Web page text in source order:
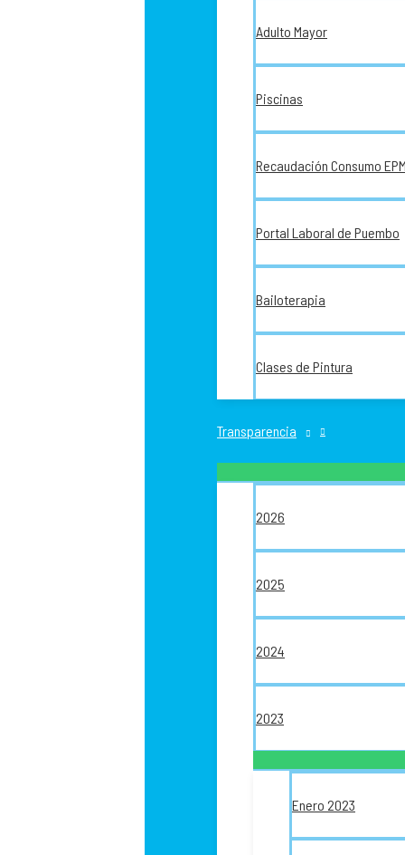
Adulto Mayor
Piscinas
Recaudación Consumo
Portal Laboral de Puembo
Bailoterapia
Clases de Pintura
Transparencia
2026
2025
2024
2023
Enero 2023